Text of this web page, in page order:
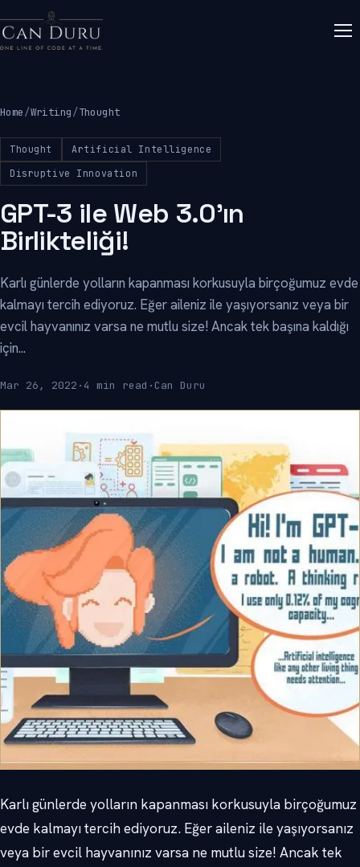
Home/Writing/Thought
Thought
Artificial Intelligence
Disruptive Innovation
GPT-3 ile Web 3.0’ın
Birlikteliği!
Karlı günlerde yolların kapanması korkusuyla birçoğumuz evde
kalmayı tercih ediyoruz. Eğer aileniz ile yaşıyorsanız veya bir
evcil hayvanınız varsa ne mutlu size! Ancak tek başına kaldığı
için...
Mar 26, 2022 · 4 min read · Can Duru
Karlı günlerde yolların kapanması korkusuyla birçoğumuz
evde kalmayı tercih ediyoruz. Eğer aileniz ile yaşıyorsanız
veya bir evcil hayvanınız varsa ne mutlu size! Ancak tek